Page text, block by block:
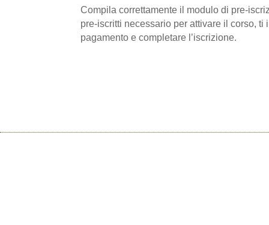
Compila correttamente il modulo di pre-
pre-iscritti necessario per attivare il corso,
pagamento e completare l’iscrizione.